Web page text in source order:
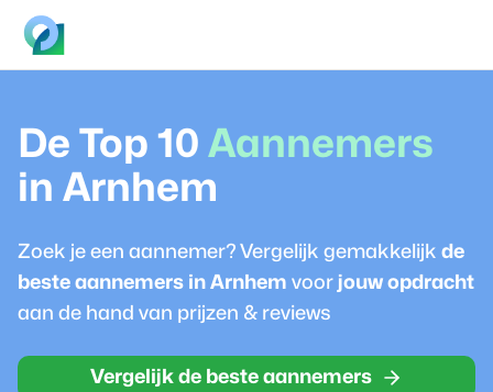
De Top 10 Aannemers
in Arnhem
Zoek je een aannemer? Vergelijk gemakkelijk de
beste aannemers in Arnhem voor jouw opdracht
aan de hand van prijzen & reviews
Vergelijk de beste aannemers